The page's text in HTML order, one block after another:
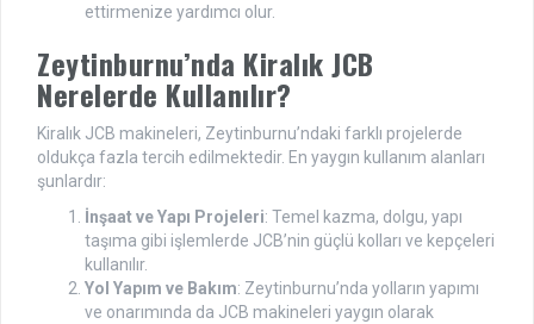
ettirmenize yardımcı olur.
Zeytinburnu’nda Kiralık JCB
Nerelerde Kullanılır?
Kiralık JCB makineleri, Zeytinburnu’ndaki farklı projelerde
oldukça fazla tercih edilmektedir. En yaygın kullanım alanları
şunlardır:
İnşaat ve Yapı Projeleri: Temel kazma, dolgu, yapı
taşıma gibi işlemlerde JCB’nin güçlü kolları ve kepçeleri
kullanılır.
Yol Yapım ve Bakım: Zeytinburnu’nda yolların yapımı
ve onarımında da JCB makineleri yaygın olarak